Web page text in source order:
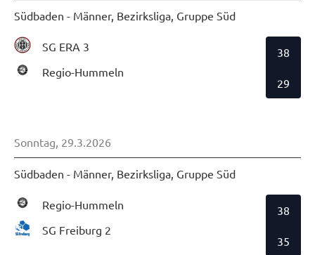
Südbaden - Männer, Bezirksliga, Gruppe Süd
SG ERA 3
Regio-Hummeln
38
29
Sonntag, 29.3.2026
Südbaden - Männer, Bezirksliga, Gruppe Süd
Regio-Hummeln
SG Freiburg 2
38
35